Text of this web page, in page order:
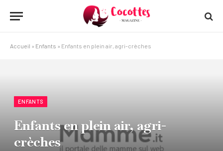
Accueil » Enfants » Enfants en plein air, agri-crèches
ENFANTS
Enfants en plein air, agri-
crèches